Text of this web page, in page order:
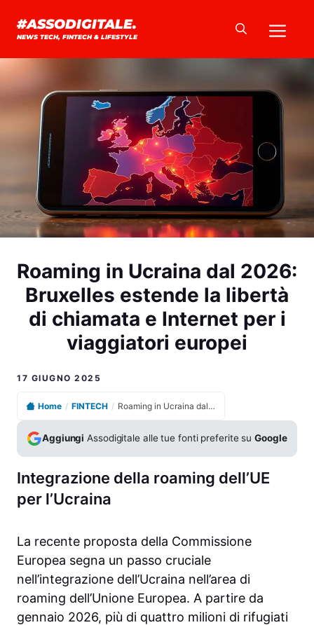
#ASSODIGITALE.
NEWS TECH, FINTECH & LIFESTYLE
Roaming in Ucraina dal 2026:
Bruxelles estende la libertà
di chiamata e Internet per i
viaggiatori europei
17 GIUGNO 2025
Home / FINTECH / Roaming in Ucraina dal 2026: Bruxelles estende la libertà di chiamata e Internet per i viaggiatori europei
Aggiungi Assodigitale alle tue fonti preferite suGoogle
Integrazione della roaming dell’UE
per l’Ucraina
La recente proposta della Commissione
Europea segna un passo cruciale
nell’integrazione dell’Ucraina nell’area di
roaming dell’Unione Europea. A partire da
gennaio 2026, più di quattro milioni di rifugiati